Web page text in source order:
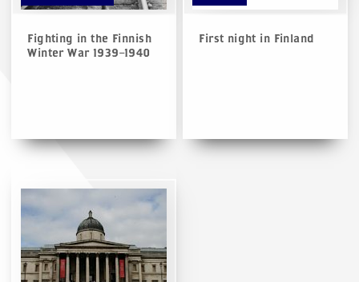
Fighting in the Finnish
Winter War 1939–1940
First night in Finland